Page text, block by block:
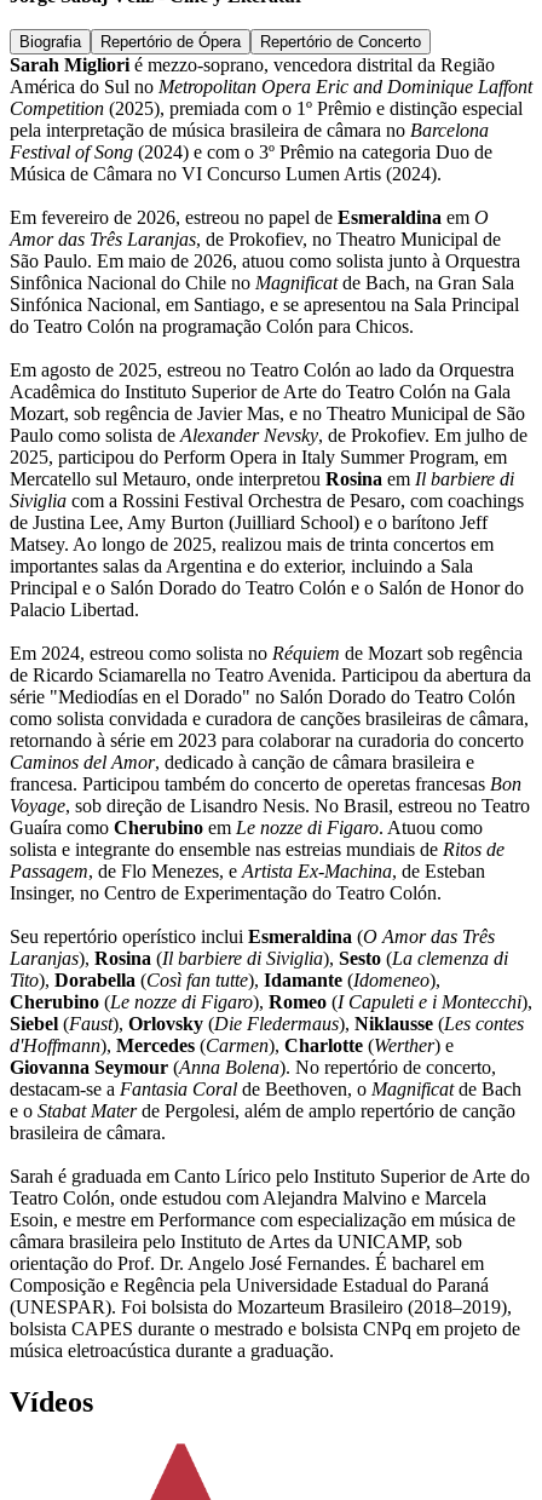
Biografia Repertório de Ópera Repertório de Concerto
Sarah Migliori é mezzo-soprano, vencedora distrital da Região
América do Sul no Metropolitan Opera Eric and Dominique Laffont
Competition (2025), premiada com o 1º Prêmio e distinção especial
pela interpretação de música brasileira de câmara no Barcelona
Festival of Song (2024) e com o 3º Prêmio na categoria Duo de
Música de Câmara no VI Concurso Lumen Artis (2024).
Em fevereiro de 2026, estreou no papel de Esmeraldina em O
Amor das Três Laranjas, de Prokofiev, no Theatro Municipal de
São Paulo. Em maio de 2026, atuou como solista junto à Orquestra
Sinfônica Nacional do Chile no Magnificatde Bach, na Gran Sala
Sinfónica Nacional, em Santiago, e se apresentou na Sala Principal
do Teatro Colón na programação Colón para Chicos.
Em agosto de 2025, estreou no Teatro Colón ao lado da Orquestra
Acadêmica do Instituto Superior de Arte do Teatro Colón na Gala
Mozart, sob regência de Javier Mas, e no Theatro Municipal de São
Paulo como solista de Alexander Nevsky, de Prokofiev. Em julho de
2025, participou do Perform Opera in Italy Summer Program, em
Mercatello sul Metauro, onde interpretou Rosina em Il barbiere di
Siviglia com a Rossini Festival Orchestra de Pesaro, com coachings
de Justina Lee, Amy Burton (Juilliard School) e o barítono Jeff
Matsey. Ao longo de 2025, realizou mais de trinta concertos em
importantes salas da Argentina e do exterior, incluindo a Sala
Principal e o Salón Dorado do Teatro Colón e o Salón de Honor do
Palacio Libertad.
Em 2024, estreou como solista no Réquiem de Mozart sob regência
de Ricardo Sciamarella no Teatro Avenida. Participou da abertura da
série "Mediodías en el Dorado" no Salón Dorado do Teatro Colón
como solista convidada e curadora de canções brasileiras de câmara,
retornando à série em 2023 para colaborar na curadoria do concerto
Caminos del Amor, dedicado à canção de câmara brasileira e
francesa. Participou também do concerto de operetas francesas Bon
Voyage, sob direção de Lisandro Nesis. No Brasil, estreou no Teatro
Guaíra como Cherubino em Le nozze di Figaro. Atuou como
solista e integrante do ensemble nas estreias mundiais de Ritos de
Passagem, de Flo Menezes, e Artista Ex-Machina, de Esteban
Insinger, no Centro de Experimentação do Teatro Colón.
Seu repertório operístico inclui Esmeraldina (O Amor das Três
Laranjas), Rosina (Il barbiere di Siviglia), Sesto (La clemenza di
Tito), Dorabella (Così fan tutte), Idamante (Idomeneo),
Cherubino (Le nozze di Figaro), Romeo (I Capuleti e i Montecchi),
Siebel (Faust), Orlovsky (Die Fledermaus), Niklausse (Les contes
d'Hoffmann), Mercedes (Carmen), Charlotte (Werther) e
Giovanna Seymour (Anna Bolena). No repertório de concerto,
destacam-se a Fantasia Coral de Beethoven, o Magnificatde Bach
e o Stabat Materde Pergolesi, além de amplo repertório de canção
brasileira de câmara.
Sarah é graduada em Canto Lírico pelo Instituto Superior de Arte do
Teatro Colón, onde estudou com Alejandra Malvino e Marcela
Esoin, e mestre em Performance com especialização em música de
câmara brasileira pelo Instituto de Artes da UNICAMP, sob
orientação do Prof. Dr. Angelo José Fernandes. É bacharel em
Composição e Regência pela Universidade Estadual do Paraná
(UNESPAR). Foi bolsista do Mozarteum Brasileiro (2018–2019),
bolsista CAPES durante o mestrado e bolsista CNPq em projeto de
música eletroacústica durante a graduação.
Vídeos